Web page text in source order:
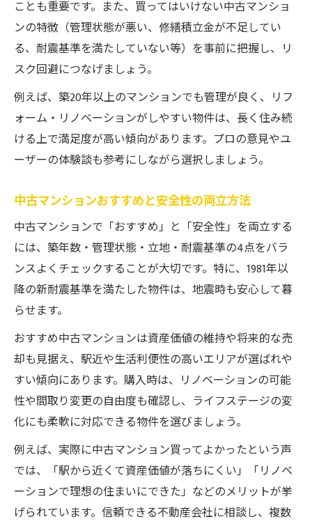
ことも重要です。また、買ってはいけない中古マンショ
ンの特徴（管理状態が悪い、修繕積立金が不足してい
る、耐震基準を満たしていない等）を事前に把握し、リ
スク回避につなげましょう。
例えば、築20年以上のマンションでも管理が良く、リフ
ォーム・リノベーションがしやすい物件は、長く住み続
ける上で満足度が高い傾向があります。プロの意見やユ
ーザーの体験談も参考にしながら選択しましょう。
中古マンションおすすめと安全性の両立方法
中古マンションで「おすすめ」と「安全性」を両立する
には、築年数・管理状態・立地・耐震基準の4点をバラ
ンスよくチェックすることが大切です。特に、1981年以
降の新耐震基準を満たした物件は、地震時も安心して暮
らせます。
おすすめ中古マンションは資産価値の維持や将来的な売
却も見据え、駅近や生活利便性の高いエリアが選ばれや
すい傾向にあります。購入時は、リノベーションの可能
性や間取り変更の自由度も確認し、ライフステージの変
化にも柔軟に対応できる物件を選びましょう。
例えば、実際に中古マンション買ってよかったという声
では、「駅から近くて資産価値が落ちにくい」「リノベ
ーションで理想の住まいにできた」などのメリットが挙
げられています。信頼できる不動産会社に相談し、複数